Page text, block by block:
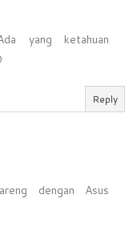
yang ketahuan
Reply
dengan Asus